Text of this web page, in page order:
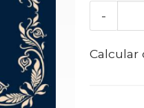
-
Calcular